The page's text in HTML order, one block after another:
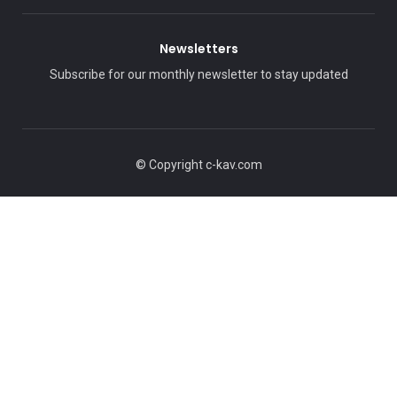
Newsletters
Subscribe for our monthly newsletter to stay updated
© Copyright c-kav.com